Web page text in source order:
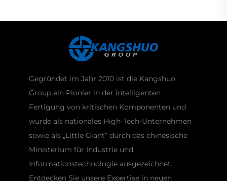
Gegründet im Jahr 2010 ist die Kangshuo
Group ein Pionier in der intelligenten
Fertigung von kritischen Komponenten und
wurde als nationales High-Tech-Unternehmen
sowie als „Little Giant“ durch das chinesische
Ministerium für Industrie und
Informationstechnologie ausgezeichnet.
Entdecken Sie unsere Expertise in neuen